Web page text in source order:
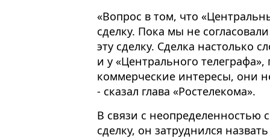
«Вопрос в том, что
сделку. Пока мы не
эту сделку. Сделка настолько
и у «Центрального
коммерческие интересы, они
- сказал глава «Ростелекома».
В связи с неопределенностью
сделку, он затруднился